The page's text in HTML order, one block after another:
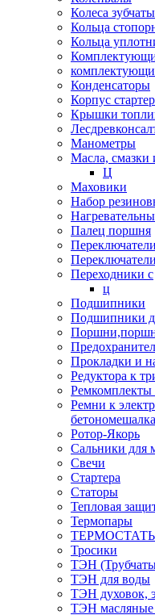
Колеса
Кольца
Кольца
Конденсаторы
Корпус
Крышки
Манометры
Масла, смазки
Ц
Маховики
Набор
Палец поршня
Переключатели
Переходники с
ц
Подшипники
Подшипники
Прокладки и
Редуктора к
Ремкомплекты
Ремни к
Ротор-Якорь
Сальники для
Свечи
Стартера
Статоры
Тепловая
Термопары
Тросики
ТЭН
ТЭН для воды
ТЭН духовок,
ТЭН